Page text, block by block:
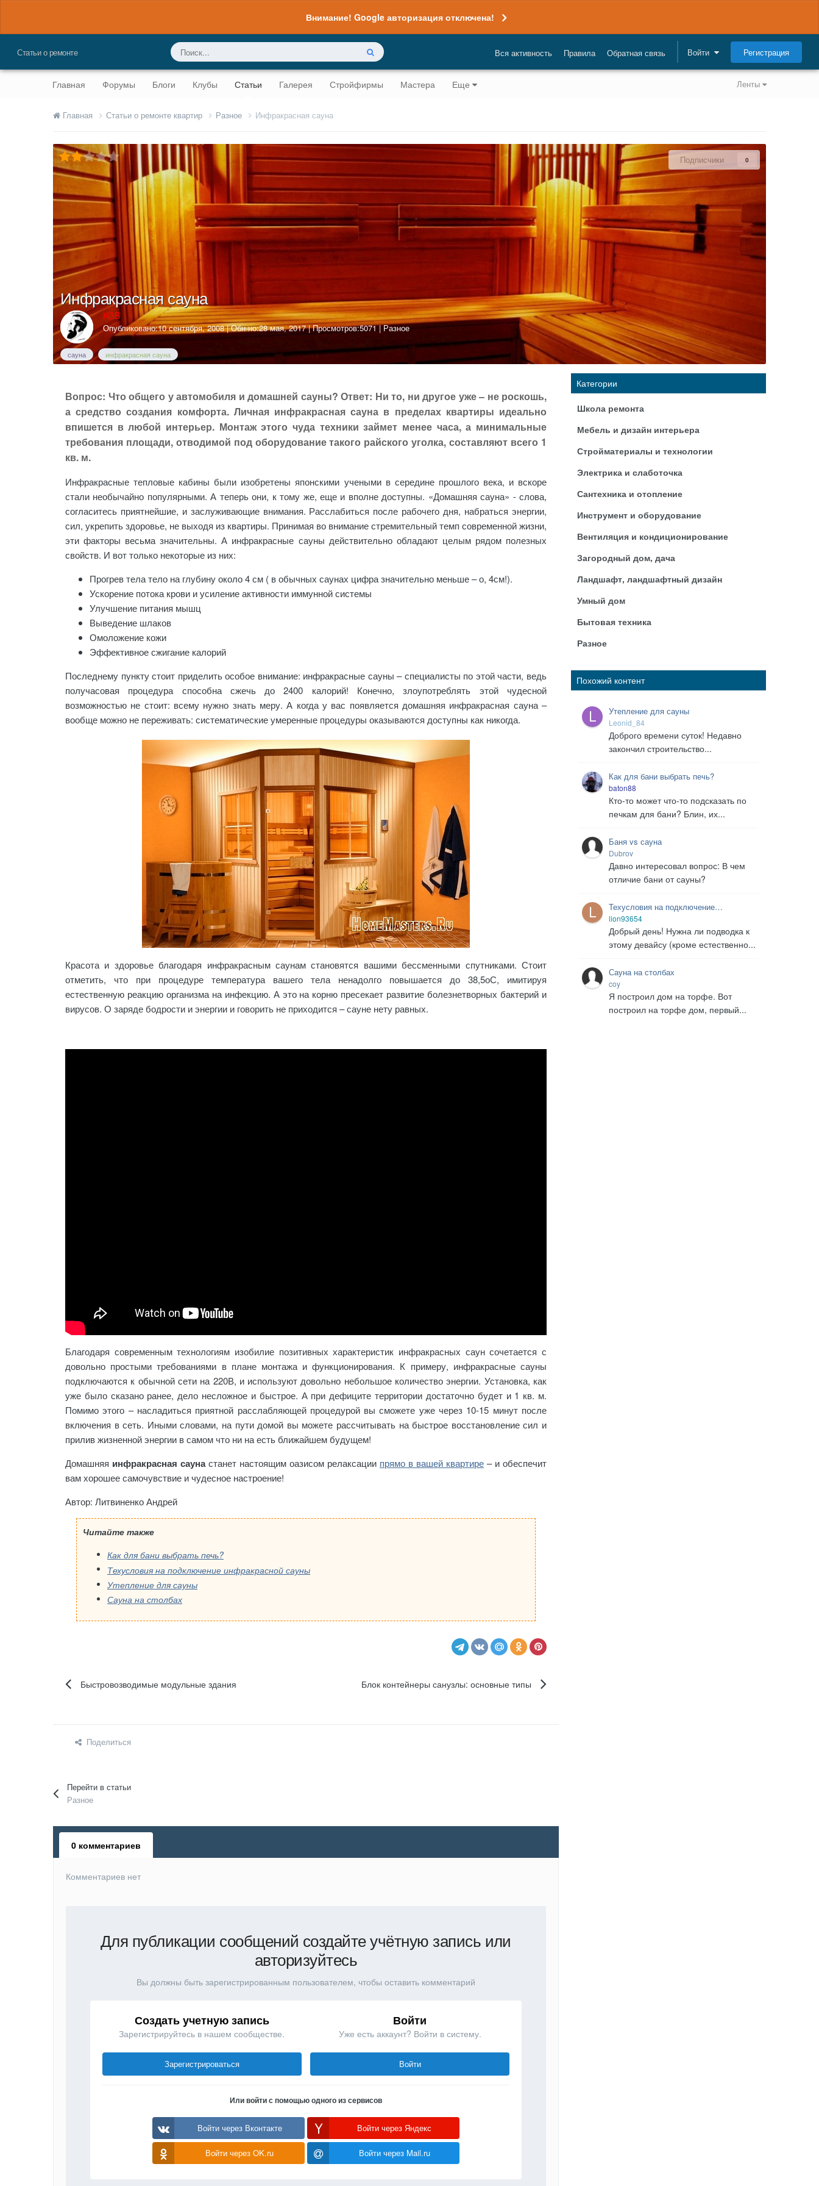
Внимание! Google авторизация отключена!
Статьи о ремонте Вся активность Правила Обратная связь Войти Регистрация
Ленты
Главная Форумы Блоги Клубы Статьи Галерея Стройфирмы Мастера Еще
Главная Статьи о ремонте квартир Разное Инфракрасная сауна
Подписчики 0
Инфракрасная сауна
KGB
Опубликовано:10 сентября, 2008| Обн-но:28 мая, 2017| Просмотров:5071 |Разное
сауна инфракрасная сауна
Вопрос: Что общего у автомобиля и домашней сауны? Ответ: Ни то, ни другое уже – не роскошь,
а средство создания комфорта. Личная инфракрасная сауна в пределах квартиры идеально
впишется в любой интерьер. Монтаж этого чуда техники займет менее часа, а минимальные
требования площади, отводимой под оборудование такого райского уголка, составляют всего 1
кв. м.
Инфракрасные тепловые кабины были изобретены японскими учеными в середине прошлого века, и вскоре
стали необычайно популярными. А теперь они, к тому же, еще и вполне доступны. «Домашняя сауна» - слова,
согласитесь приятнейшие, и заслуживающие внимания. Расслабиться после рабочего дня, набраться энергии,
сил, укрепить здоровье, не выходя из квартиры. Принимая во внимание стремительный темп современной жизни,
эти факторы весьма значительны. А инфракрасные сауны действительно обладают целым рядом полезных
свойств. И вот только некоторые из них:
Прогрев тела тело на глубину около 4 см ( в обычных саунах цифра значительно меньше – о, 4см!).
Ускорение потока крови и усиление активности иммунной системы
Улучшение питания мышц
Выведение шлаков
Омоложение кожи
Эффективное сжигание калорий
Последнему пункту стоит приделить особое внимание: инфракрасные сауны – специалисты по этой части, ведь
получасовая процедура способна сжечь до 2400 калорий! Конечно, злоупотреблять этой чудесной
возможностью не стоит: всему нужно знать меру. А когда у вас появляется домашняя инфракрасная сауна –
вообще можно не переживать: систематические умеренные процедуры оказываются доступны как никогда.
Красота и здоровье благодаря инфракрасным саунам становятся вашими бессменными спутниками. Стоит
отметить, что при процедуре температура вашего тела ненадолго повышается до 38,5оС, имитируя
естественную реакцию организма на инфекцию. А это на корню пресекает развитие болезнетворных бактерий и
вирусов. О заряде бодрости и энергии и говорить не приходится – сауне нету равных.
Благодаря современным технологиям изобилие позитивных характеристик инфракрасных саун сочетается с
довольно простыми требованиями в плане монтажа и функционирования. К примеру, инфракрасные сауны
подключаются к обычной сети на 220В, и используют довольно небольшое количество энергии. Установка, как
уже было сказано ранее, дело несложное и быстрое. А при дефиците территории достаточно будет и 1 кв. м.
Помимо этого – насладиться приятной расслабляющей процедурой вы сможете уже через 10-15 минут после
включения в сеть. Иными словами, на пути домой вы можете рассчитывать на быстрое восстановление сил и
прилив жизненной энергии в самом что ни на есть ближайшем будущем!
Домашняя инфракрасная саунастанет настоящим оазисом релаксации прямо в вашей квартире – и обеспечит
вам хорошее самочувствие и чудесное настроение!
Автор: Литвиненко Андрей
Читайте также
Как для бани выбрать печь?
Техусловия на подключение инфракрасной сауны
Утепление для сауны
Сауна на столбах
Быстровозводимые модульные здания Блок контейнеры санузлы: основные типы
Поделиться
Перейти в статьи
Разное
0 комментариев
Комментариев нет
Для публикации сообщений создайте учётную запись или
авторизуйтесь
Вы должны быть зарегистрированным пользователем, чтобы оставить комментарий
Создать учетную запись
Зарегистрируйтесь в нашем сообществе.
Зарегистрироваться
Войти
Уже есть аккаунт? Войти в систему.
Войти
Или войти с помощью одного из сервисов
Войти через Вконтакте Войти через Яндекс
Войти через OK.ru Войти через Mail.ru
Категории
Школа ремонта
Мебель и дизайн интерьера
Стройматериалы и технологии
Электрика и слаботочка
Сантехника и отопление
Инструмент и оборудование
Вентиляция и кондиционирование
Загородный дом, дача
Ландшафт, ландшафтный дизайн
Умный дом
Бытовая техника
Разное
Похожий контент
Утепление для сауны
Leonid_84
Доброго времени суток! Недавно
закончил строительство...
Как для бани выбрать печь?
baton88
Кто-то может что-то подсказать по
печкам для бани? Блин, их...
Баня vs сауна
Dubrov
Давно интересовал вопрос: В чем
отличие бани от сауны?
Техусловия на подключение
инфракрасной сауны
lion93654
Добрый день! Нужна ли подводка к
этому девайсу (кроме естественно...
Сауна на столбах
coy
Я построил дом на торфе. Вот
построил на торфе дом, первый...